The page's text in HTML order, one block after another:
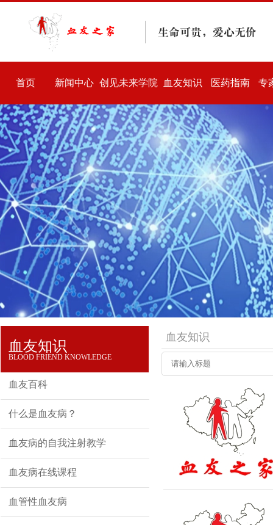
首页 新闻中心 创见未来学院 血友知识 医药指南 专
血友知识
血友知识
BLOOD FRIEND KNOWLEDGE
血友百科
什么是血友病？
血友病的自我注射教学
血友病在线课程
血管性血友病